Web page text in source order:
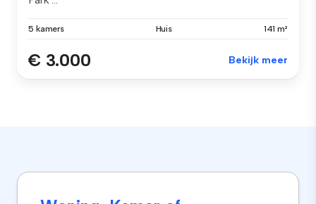
5 kamers Huis 141 m²
€ 3.000 Bekijk meer